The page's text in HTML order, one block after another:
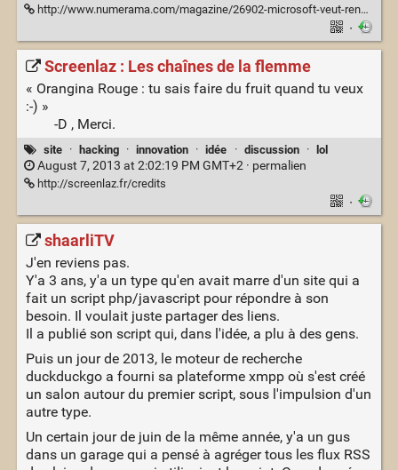
http://www.numerama.com/magazine/26902-microsoft-veut-rendre-les-e-mails-autodestructibles.html
·
Screenlaz : Les chaînes de la flemme
« Orangina Rouge : tu sais faire du fruit quand tu veux
:-) »
-D , Merci.
site · hacking · innovation · idée · discussion · lol
August 7, 2013 at 2:02:19 PM GMT+2 · permalien
http://screenlaz.fr/credits
·
shaarliTV
J'en reviens pas.
Y'a 3 ans, y'a un type qu'en avait marre d'un site qui a
fait un script php/javascript pour répondre à son
besoin. Il voulait juste partager des liens.
Il a publié son script qui, dans l'idée, a plu à des gens.
Puis un jour de 2013, le moteur de recherche
duckduckgo a fourni sa plateforme xmpp où s'est créé
un salon autour du premier script, sous l'impulsion d'un
autre type.
Un certain jour de juin de la même année, y'a un gus
dans un garage qui a pensé à agréger tous les flux RSS